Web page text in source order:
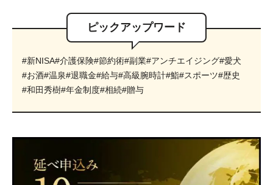
ピックアップワード
#新NISA#介護保険#節約術#副業#アンチエイジング#愛犬
#お酒#温泉#退職金#給与#高級腕時計#鮨#スポーツ#歴史
#和田秀樹#年金制度#相続#贈与